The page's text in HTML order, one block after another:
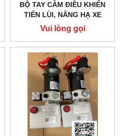
BỘ TAY CẦM ĐIỀU KHIỂN
TIẾN LÙI, NÂNG HẠ XE
NÂNG ĐIỆN PTE15QA
Vui lòng gọi